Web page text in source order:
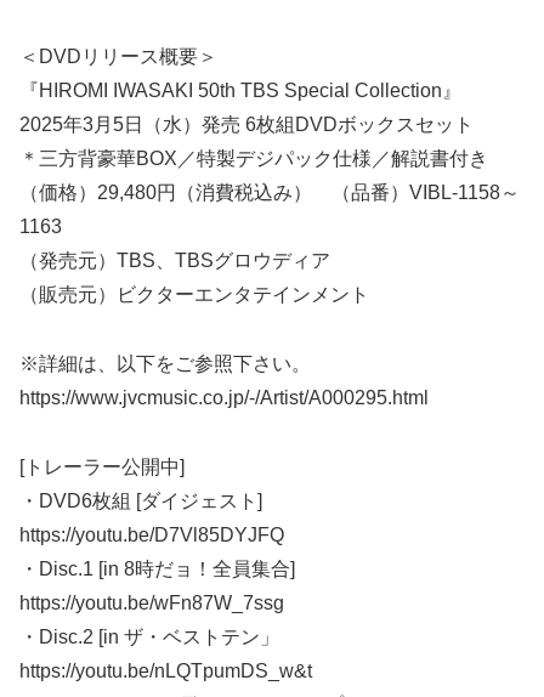
＜DVDリリース概要＞
『HIROMI IWASAKI 50th TBS Special Collection』
2025年3月5日（水）発売 6枚組DVDボックスセット
＊三方背豪華BOX／特製デジパック仕様／解説書付き
（価格）29,480円（消費税込み） （品番）VIBL-1158～
1163
（発売元）TBS、TBSグロウディア
（販売元）ビクターエンタテインメント
※詳細は、以下をご参照下さい。
https://www.jvcmusic.co.jp/-/Artist/A000295.html
[トレーラー公開中]
・DVD6枚組 [ダイジェスト]
https://youtu.be/D7Vl85DYJFQ
・Disc.1 [in 8時だョ！全員集合]
https://youtu.be/wFn87W_7ssg
・Disc.2 [in ザ・ベストテン」
https://youtu.be/nLQTpumDS_w&t